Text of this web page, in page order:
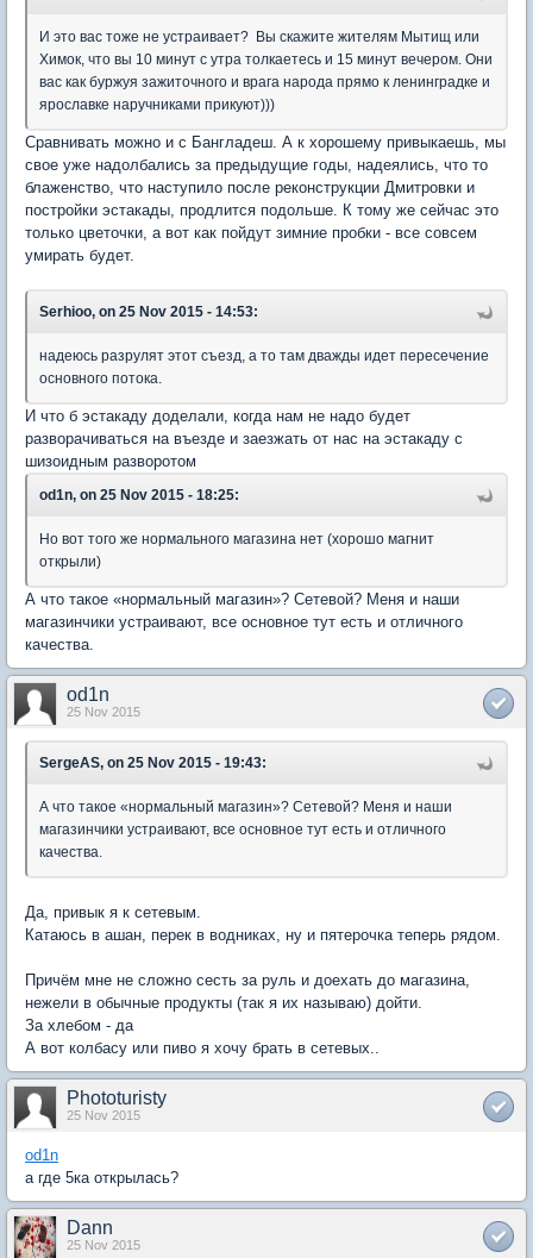
И это вас тоже не устраивает? Вы скажите жителям Мытищ или
Химок, что вы 10 минут с утра толкаетесь и 15 минут вечером. Они
вас как буржуя зажиточного и врага народа прямо к ленинградке и
ярославке наручниками прикуют)))
Сравнивать можно и с Бангладеш. А к хорошему привыкаешь, мы
свое уже надолбались за предыдущие годы, надеялись, что то
блаженство, что наступило после реконструкции Дмитровки и
постройки эстакады, продлится подольше. К тому же сейчас это
только цветочки, а вот как пойдут зимние пробки - все совсем
умирать будет.
Serhioo, on 25 Nov 2015 - 14:53:
надеюсь разрулят этот съезд, а то там дважды идет пересечение
основного потока.
И что б эстакаду доделали, когда нам не надо будет
разворачиваться на въезде и заезжать от нас на эстакаду с
шизоидным разворотом
od1n, on 25 Nov 2015 - 18:25:
Но вот того же нормального магазина нет (хорошо магнит
открыли)
А что такое «нормальный магазин»? Сетевой? Меня и наши
магазинчики устраивают, все основное тут есть и отличного
качества.
od1n
25 Nov 2015
SergeAS, on 25 Nov 2015 - 19:43:
А что такое «нормальный магазин»? Сетевой? Меня и наши
магазинчики устраивают, все основное тут есть и отличного
качества.
Да, привык я к сетевым.
Катаюсь в ашан, перек в водниках, ну и пятерочка теперь рядом.
Причём мне не сложно сесть за руль и доехать до магазина,
нежели в обычные продукты (так я их называю) дойти.
За хлебом - да
А вот колбасу или пиво я хочу брать в сетевых..
Phototuristy
25 Nov 2015
od1n
а где 5ка открылась?
Dann
25 Nov 2015